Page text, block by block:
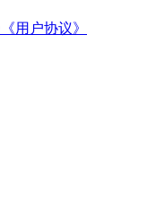
用户协议》